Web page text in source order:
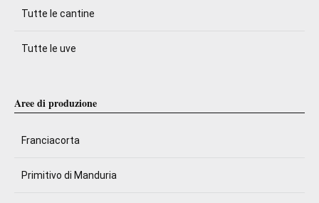
Tutte le cantine
Tutte le uve
Aree di produzione
Franciacorta
Primitivo di Manduria